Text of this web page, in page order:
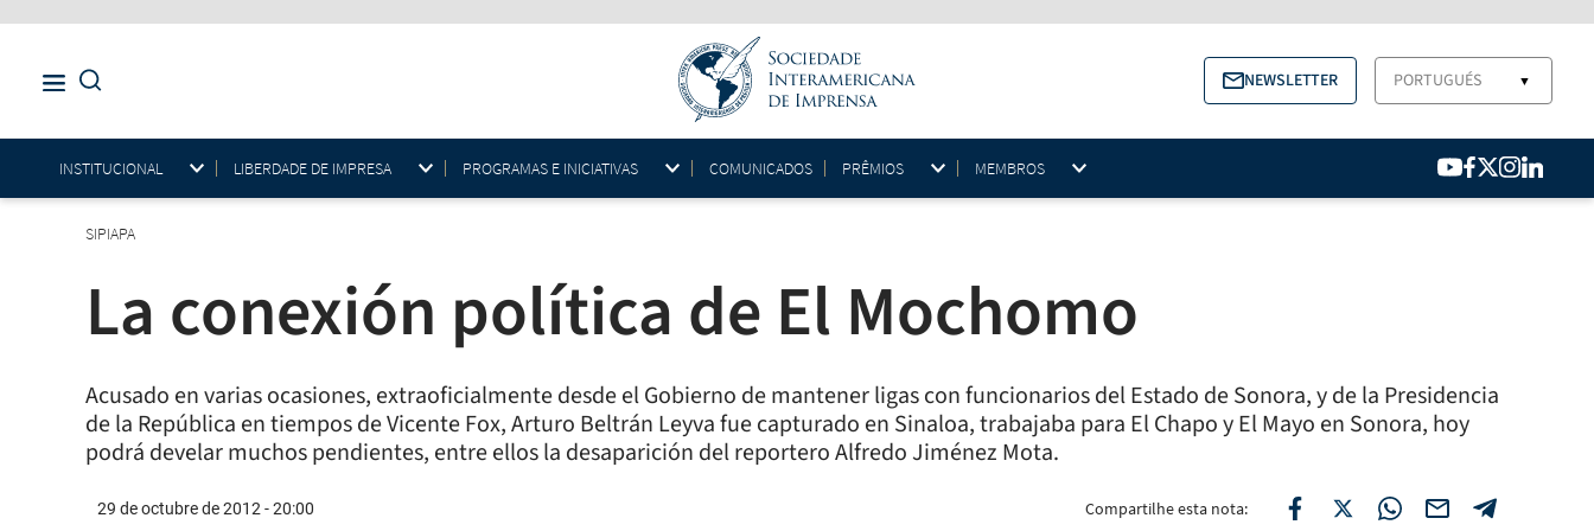
NEWSLETTER PORTUGUÉS ▼
INSTITUCIONAL LIBERDADE DE IMPRESA PROGRAMAS E INICIATIVAS COMUNICADOS PRÊMIOS MEMBROS
SIPIAPA
La conexión política de El Mochomo
Acusado en varias ocasiones, extraoficialmente desde el Gobierno de mantener ligas con funcionarios del Estado de Sonora, y de la Presidencia
de la República en tiempos de Vicente Fox, Arturo Beltrán Leyva fue capturado en Sinaloa, trabajaba para El Chapo y El Mayo en Sonora, hoy
podrá develar muchos pendientes, entre ellos la desaparición del reportero Alfredo Jiménez Mota.
29 de octubre de 2012 - 20:00 Compartilhe esta nota: